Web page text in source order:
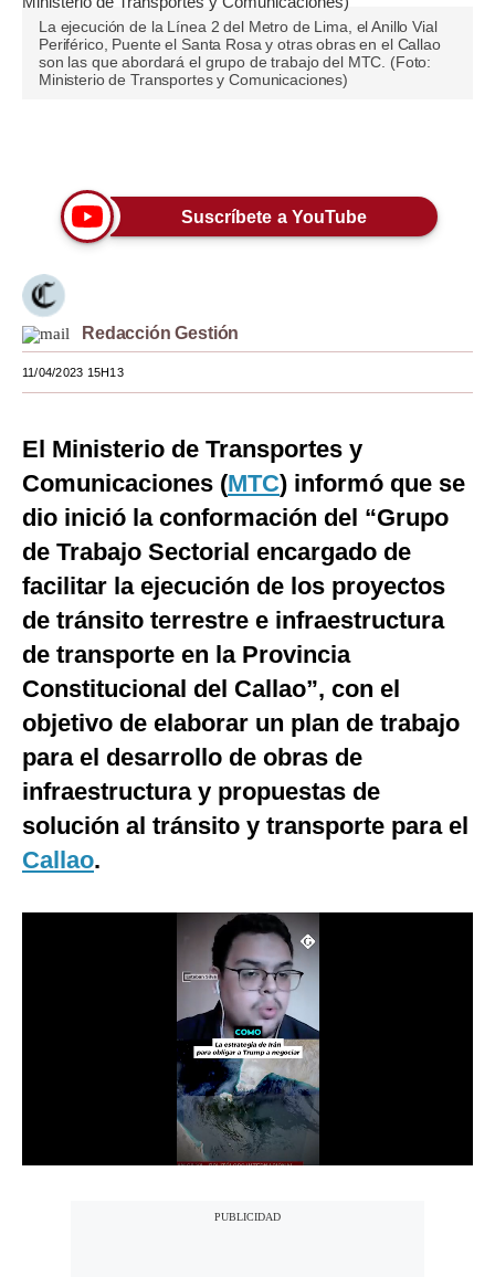
Opinión
Editorial
Tendencias
Lujo
Viajes
Moda
EEUU
México
España
Internacional
Tecnología
Club del Suscriptor
Mix
G de Gestión
Notas Contratadas
Podcast
Términos
La ejecución de la Línea 2 del Metro de Lima, el Anillo Vial
Periférico, Puente el Santa Rosa y otras obras en el Callao
son las que abordará el grupo de trabajo del MTC. (Foto:
Ministerio de Transportes y Comunicaciones)
Suscríbete a YouTube
Redacción Gestión
11/04/2023 15H13
El Ministerio de Transportes y
Comunicaciones (MTC) informó que se
dio inició la conformación del “Grupo
de Trabajo Sectorial encargado de
facilitar la ejecución de los proyectos
de tránsito terrestre e infraestructura
de transporte en la Provincia
Constitucional del Callao”, con el
objetivo de elaborar un plan de trabajo
para el desarrollo de obras de
infraestructura y propuestas de
solución al tránsito y transporte para el
Callao.